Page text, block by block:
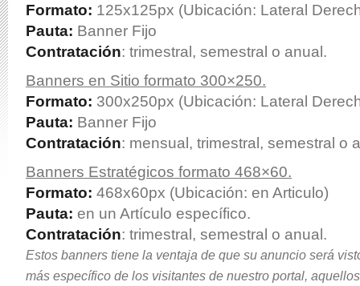
Formato: 125x125px (Ubicación: Lateral
Pauta: Banner Fijo
Contratación: trimestral, semestral o anual.
Banners en Sitio formato 300×250.
Formato: 300x250px (Ubicación: Lateral
Pauta: Banner Fijo
Contratación: mensual, trimestral, semestral o
Banners Estratégicos formato 468×60.
Formato: 468x60px (Ubicación: en Articulo)
Pauta: en un Artículo específico.
Contratación: trimestral, semestral o anual.
Estos banners tiene la ventaja de que su anuncio será
más específico de los visitantes de nuestro portal,